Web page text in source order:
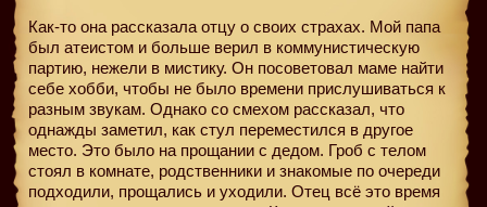
Как-то она рассказала отцу о своих страхах. Мой папа
был атеистом и больше верил в коммунистическую
партию, нежели в мистику. Он посоветовал маме найти
себе хобби, чтобы не было времени прислушиваться к
разным звукам. Однако со смехом рассказал, что
однажды заметил, как стул переместился в другое
место. Это было на прощании с дедом. Гроб с телом
стоял в комнате, родственники и знакомые по очереди
подходили, прощались и уходили. Отец всё это время